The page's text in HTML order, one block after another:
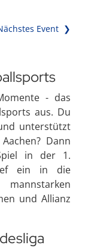
Event ❯
- das
aus. Du
unterstützt
Dann
in der 1.
ein in die
und Allianz